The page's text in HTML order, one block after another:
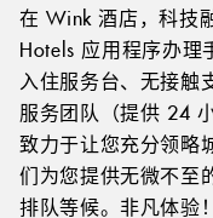
在 Wink 酒店，科技
Hotels 应用程序办理
入住服务台、无接触
服务团队（提供 24
致力于让您充分领略
们为您提供无微不至
排队等候。非凡体验！